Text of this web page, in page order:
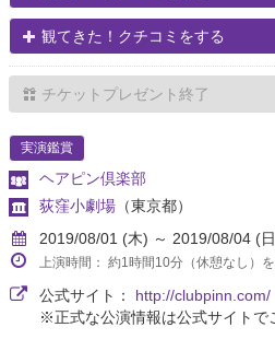
観てきた！クチコミをする
チケットプレゼント終了
実演鑑賞
ヘアピン倶楽部
荻窪小劇場 （東京都）
2019/08/01 (木) ～ 2019/08/04 (
上演時間： 約1時間10分（休憩なし）
公式サイト： http://clubpinn.com/
※正式な公演情報は公式サイトで